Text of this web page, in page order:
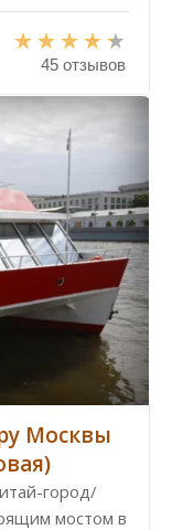
45 отзывов
Москвы
город/
мостом в